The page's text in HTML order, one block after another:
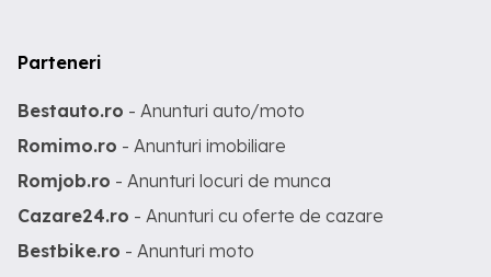
Parteneri
Bestauto.ro - Anunturi auto/moto
Romimo.ro - Anunturi imobiliare
Romjob.ro - Anunturi locuri de munca
Cazare24.ro - Anunturi cu oferte de cazare
Bestbike.ro - Anunturi moto